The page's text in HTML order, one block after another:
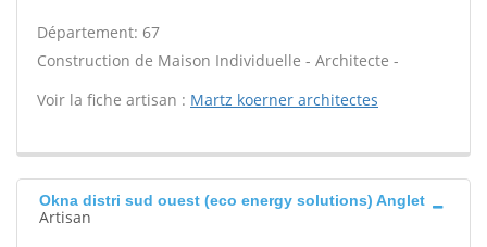
Département: 67
Construction de Maison Individuelle - Architecte -
Voir la fiche artisan : Martz koerner architectes
Okna distri sud ouest (eco energy solutions) Anglet
Artisan